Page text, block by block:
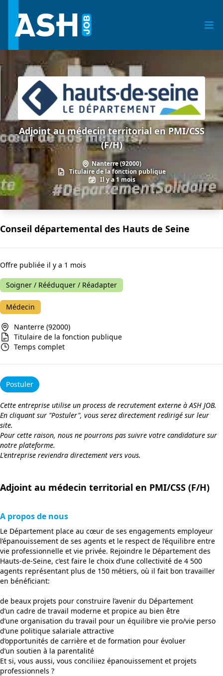
Adjoint au médecin territorial en PMI/CSS
(F/H)
Nanterre (92000)
Titulaire de la fonction publique
Il y a 1 mois
Conseil départemental des Hauts de Seine
Offre publiée il y a 1 mois
Soigner / Rééduquer / Réadapter
Médecin
Nanterre (92000)
Titulaire de la fonction publique
Temps complet
Postuler
Cette entreprise utilise un process de recrutement externe à ASH JOB.
En cliquant sur "Postuler", vous serez directement redirigé sur leur
site.
Pour cette raison, nous ne pourrons pas suivre votre candidature sur
notre plateforme.
L'entreprise reviendra directement vers vous.
Adjoint au médecin territorial en PMI/CSS (F/H)
A propos de nous
Le Département place au cœur de ses engagements employeur
l’épanouissement de ses agents et le respect de l’équilibre entre
vie professionnelle et vie privée. Rejoindre le Département des
Hauts-de-Seine, c’est faire le choix d’une collectivité de 4 500
agents représentant plus de 150 métiers, où il fait bon travailler
en bénéficiant:
de beaux projets pour construire l’avenir du Département
d’un cadre de travail moderne et propice au bien être
d’une organisation du travail pour un équilibre vie pro/vie perso
d’une politique salariale attractive
d’opportunités de carrière et de formation pour évoluer
d’un soutien à la parentalité
Et si, vous aussi, vous conciliiez épanouissement et projets
professionnels ?